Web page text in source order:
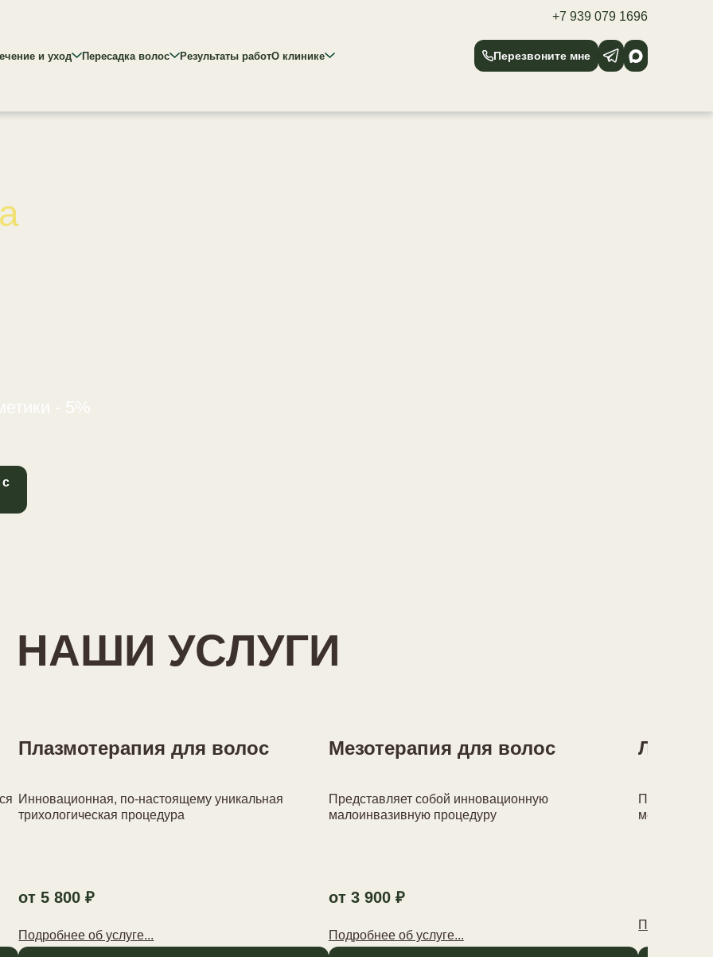
+7 939 079 1696
и уход Пересадка волос Результаты работО клинике Перезвоните мне
- 5%
с
НАШИ УСЛУГИ
Плазмотерапия для волос
Инновационная, по-настоящему уникальная
трихологическая процедура
от 5 800 ₽
Подробнее об услуге...
Мезотерапия для волос
Представляет собой инновационную
малоинвазивную процедуру
от 3 900 ₽
Подробнее об услуге...
Причиной
Подробнее